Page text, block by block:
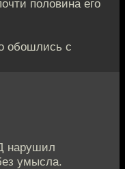
половина его
обошлись с
нарушил
умысла.